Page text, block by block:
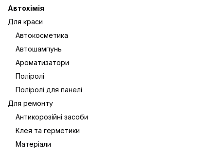
Автохімія
Для краси
Автокосметика
Автошампунь
Ароматизатори
Поліролі
Поліролі для панелі
Для ремонту
Антикорозійні засоби
Клея та герметики
Матеріали